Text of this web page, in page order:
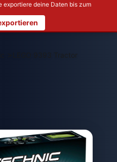
deine Daten bis zum
LEGO 9393 Tractor